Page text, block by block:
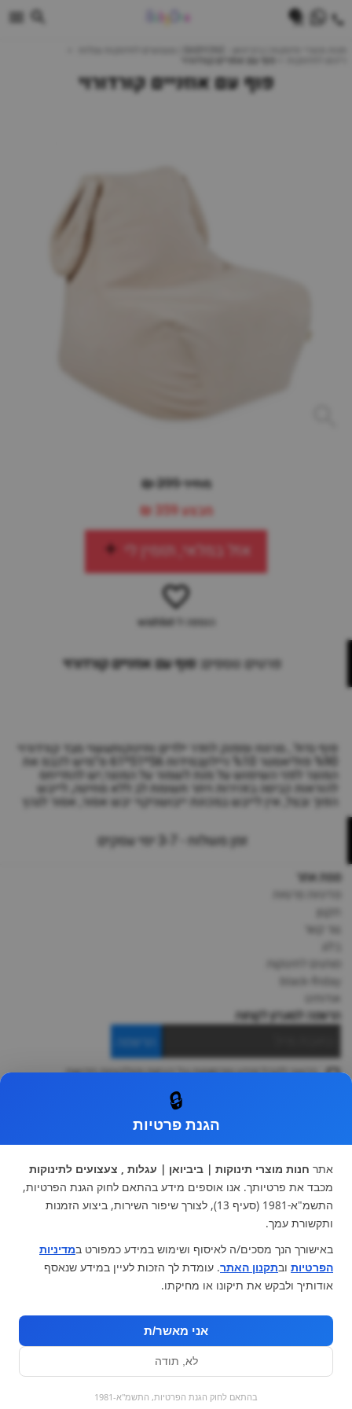
פוף עם אוזניים קורדורוי
מחיר 399 ₪
מבצע359 ₪
אזל במלאי, תזמין לי
הוספה ל-wishlist
פרטים נוספים:פוף עם אוזניים קורדורוי
פוף גדול , מרווח ומפנק לחדר ילדים ותינוקותעשוי מבד קורדורוי
%90 פוליאסטר %10 ניילוןבמידות 56*51*61 ס”מיש לכבס את
המוצר לפני השימוש על מנת לשמור על המוצר,יש להתייחס
להוראות כביסה בזהירות ויתר תשומת לב.ללא סחיטה, לייבש
הפוך ובצל, אין לייבש במכונת ייבושניקוי יבש אסור, אסור לגהץ
זמן משלוח - 3-7 ימי עסקים
מפת אתר
צור קשר
מותגים לתינוקות
black-friday
אודותינו
הרשמה למועדון לקוחות
הרשמה
ברצוני לקבל מידע ופרסומות על הנחות וקולקציות חדשות
עגלות וטיולונים
כיסא בטיחות ואביזרים
ריהוט לתינוקות
מצעים למיטת תינוק וטקסטיל
צעצועי ילדים
על גלגלים
הנקה והאכלה
מוצרי אמבטיה
מוזמנים לבקר אותנו:
🔒
הגנת פרטיות
אתר חנות מוצרי תינוקות | ביביואן | עגלות , צעצועים לתינוקות
מכבד את פרטיותך. אנו אוספים מידע בהתאם לחוק הגנת הפרטיות,
התשמ"א-1981 (סעיף 13), לצורך שיפור השירות, ביצוע הזמנות
ותקשורת עמך.
באישורך הנך מסכים/ה לאיסוף ושימוש במידע כמפורט במדיניות
הפרטיות ובתקנון האתר. עומדת לך הזכות לעיין במידע שנאסף
אודותיך ולבקש את תיקונו או מחיקתו.
אני מאשר/ת
לא, תודה
בהתאם לחוק הגנת הפרטיות, התשמ"א-1981